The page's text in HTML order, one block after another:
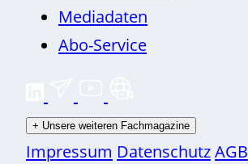
Mediadaten
Abo-Service
+ Unsere weiteren Fachmagazine
Impressum DatenschutzAGB